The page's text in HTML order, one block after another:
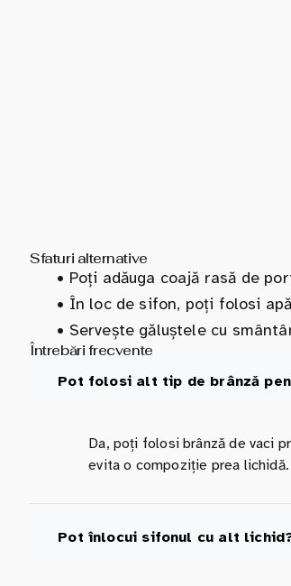
Sfaturi alternative
• Poți adăuga coajă rasă de
• În loc de sifon, poți folosi
• Servește găluștele cu
Întrebări frecvente
Pot folosi alt tip de brânză
Da, poți folosi brânză de vaci
evita o compoziție prea lichidă.
Pot înlocui sifonul cu alt